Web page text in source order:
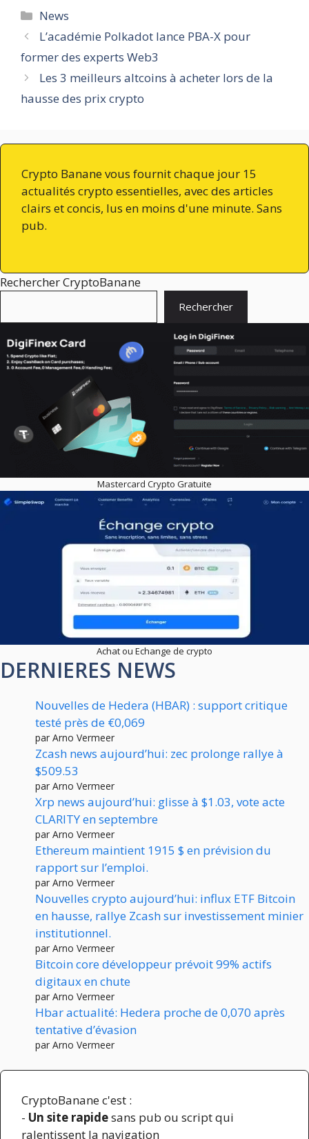
Catégories
News
L’académie Polkadot lance PBA-X pour
former des experts Web3
Les 3 meilleurs altcoins à acheter lors de la
hausse des prix crypto
Crypto Banane vous fournit chaque jour 15
actualités crypto essentielles, avec des articles
clairs et concis, lus en moins d'une minute. Sans
pub.
Rechercher CryptoBanane
Rechercher
Mastercard Crypto Gratuite
Achat ou Echange de crypto
DERNIERES NEWS
Nouvelles de Hedera (HBAR) : support critique
testé près de €0,069
par Arno Vermeer
Zcash news aujourd’hui: zec prolonge rallye à
$509.53
par Arno Vermeer
Xrp news aujourd’hui: glisse à $1.03, vote acte
CLARITY en septembre
par Arno Vermeer
Ethereum maintient 1915 $ en prévision du
rapport sur l’emploi.
par Arno Vermeer
Nouvelles crypto aujourd’hui: influx ETF Bitcoin
en hausse, rallye Zcash sur investissement minier
institutionnel.
par Arno Vermeer
Bitcoin core développeur prévoit 99% actifs
digitaux en chute
par Arno Vermeer
Hbar actualité: Hedera proche de 0,070 après
tentative d’évasion
par Arno Vermeer
CryptoBanane c'est :
- Un site rapidesans pub ou script qui
ralentissent la navigation